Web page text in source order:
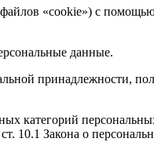
«cookie») с
данные.
принадлежности,
категорий
10.1 Закона о